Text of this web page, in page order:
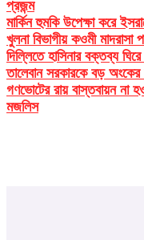
প্রজন্ম
মার্কিন হুমকি উপেক্ষা করে
খুলনা বিভাগীয় কওমী মাদরাসা
দিল্লিতে হাসিনার বক্তব্য
তালেবান সরকারকে বড়
গণভোটের রায় বাস্তবায়ন না
মজলিস